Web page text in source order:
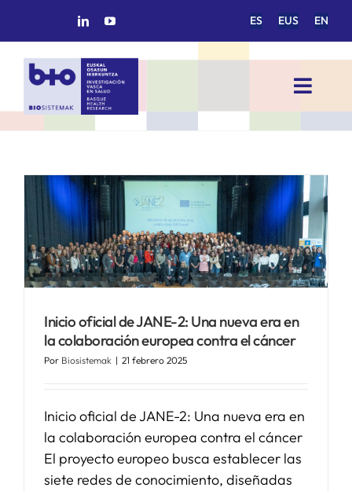
ES EUS EN
Toggle
INICIO
BIOSISTEMAK
ÁREAS DE INVESTIGACIÓN
GRUPOS DE INVESTIGACIÓN
PROYECTOS/COLABORACIONES
APOYO I+D+I
Inicio oficial de JANE-2: Una nueva era en
la colaboración europea contra el cáncer
Por Biosistemak | 21 febrero 2025
Inicio oficial de JANE-2: Una nueva era en
la colaboración europea contra el cáncer
El proyecto europeo busca establecer las
siete redes de conocimiento, diseñadas